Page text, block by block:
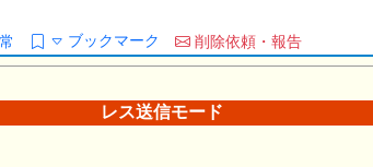
ブックマーク 削除依頼・報告